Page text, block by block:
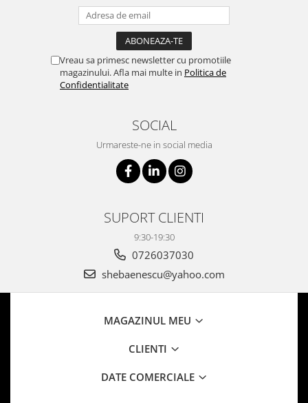
Vreau sa primesc newsletter cu promotiile
magazinului. Afla mai multe in Politica de
Confidentialitate
SOCIAL
Urmareste-ne in social media
SUPORT CLIENTI
9:30-19:30
0726037030
shebaenescu@yahoo.com
MAGAZINUL MEU
CLIENTI
DATE COMERCIALE